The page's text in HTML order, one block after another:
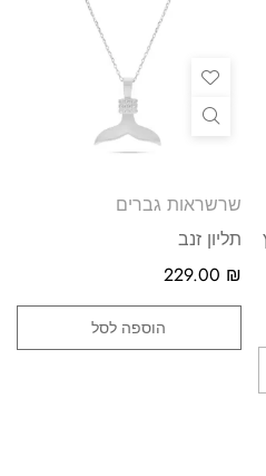
שרשראות גברים
תליון זנב
229.00 ₪
הוספה לסל